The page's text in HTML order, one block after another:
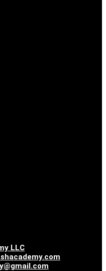
LLC